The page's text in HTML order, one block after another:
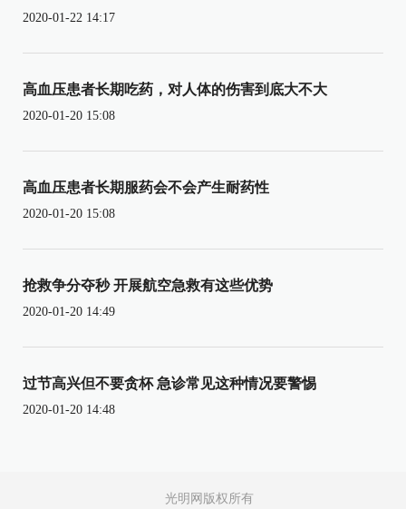
2020-01-22 14:17
高血压患者长期吃药，对人体的伤害到底大不大
2020-01-20 15:08
高血压患者长期服药会不会产生耐药性
2020-01-20 15:08
抢救争分夺秒 开展航空急救有这些优势
2020-01-20 14:49
过节高兴但不要贪杯 急诊常见这种情况要警惕
2020-01-20 14:48
光明网版权所有